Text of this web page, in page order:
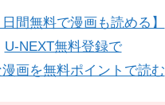
日間無料で漫画も読める】
U-NEXT無料登録で
画を無料ポイントで読む